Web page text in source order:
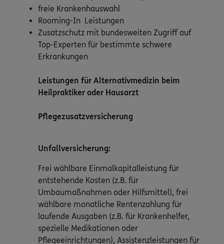
freie Krankenhauswahl
Rooming-In Leistungen
Zusatzschutz mit bundesweiten Zugriff auf
Top-Experten für bestimmte schwere
Erkrankungen
Leistungen für Alternativmedizin beim
Heilpraktiker oder Hausarzt
Pflegezusatzversicherung
Unfallversicherung:
Frei wählbare Einmalkapitalleistung für
entstehende Kosten (z.B. für
Umbaumaßnahmen oder Hilfsmittel), frei
wählbare monatliche Rentenzahlung für
laufende Ausgaben (z.B. für Krankenhelfer,
spezielle Medikationen oder
Pflegeeinrichtungen), Assistenzleistungen für